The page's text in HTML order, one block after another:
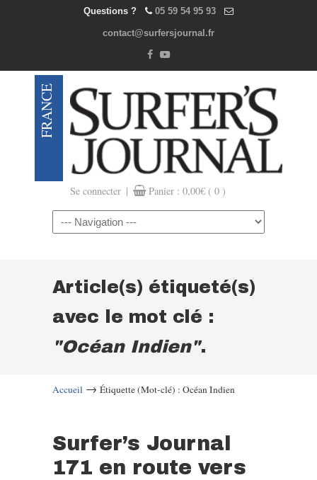
Questions ? 05 59 54 95 93
contact@surfersjournal.fr
Se connecter | Panier : 0,00€ ( 0 )
Navigation
Article(s) étiqueté(s)
avec le mot clé :
"Océan Indien".
Accueil → Étiquette (Mot-clé) : Océan Indien
Surfer’s Journal
171 en route vers